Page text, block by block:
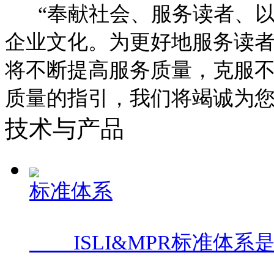
“奉献社会、服务读者、
企业文化。为更好地服务读
将不断提高服务质量，克服
质量的指引，我们将竭诚
技术与产品
标准体系
ISLI&MPR标准体系是